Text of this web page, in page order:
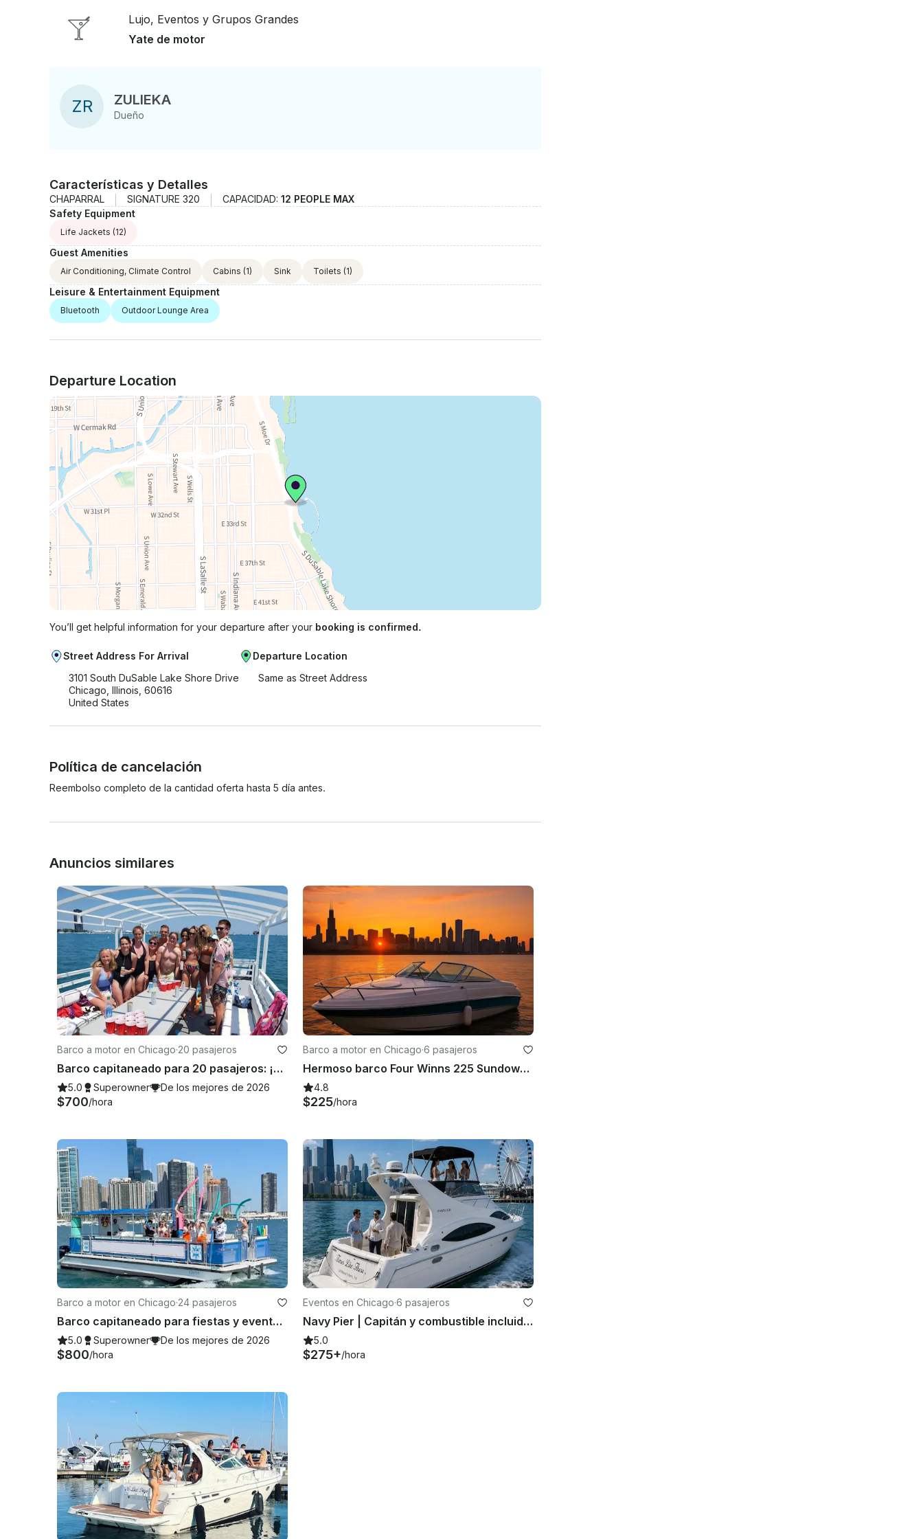
Lujo, Eventos y Grupos Grandes
Yate de motor
ZR ZULIEKA
Dueño
Características y Detalles
CHAPARRAL SIGNATURE 320 CAPACIDAD: 12 PEOPLE MAX
Safety Equipment
Life Jackets (12)
Guest Amenities
Air Conditioning, Climate Control Cabins (1) Sink Toilets (1)
Leisure & Entertainment Equipment
Bluetooth Outdoor Lounge Area
Departure Location
You’ll get helpful information for your departure after your booking is confirmed.
Street Address For Arrival
3101 South DuSable Lake Shore Drive
Chicago, Illinois, 60616
United States
Departure Location
Same as Street Address
Política de cancelación
Reembolso completo de la cantidad oferta hasta 5 día antes.
Anuncios similares
Barco a motor en Chicago·20 pasajeros
Barco capitaneado para 20 pasajeros: ¡400$ de descuento los viernes y domingos de diversión!
5.0 Superowner De los mejores de 2026
$700/hora
Barco a motor en Chicago·6 pasajeros
Hermoso barco Four Winns 225 Sundowner con gran sistema de sonido en Chicago
4.8
$225/hora
Barco a motor en Chicago·24 pasajeros
Barco capitaneado para fiestas y eventos para 24 invitados en Chicago con baño y alfombra acuática
5.0 Superowner De los mejores de 2026
$800/hora
Eventos en Chicago·6 pasajeros
Navy Pier | Capitán y combustible incluidos | Carver Mariner 350 | Alquiler de yate privado
5.0
$275+/hora